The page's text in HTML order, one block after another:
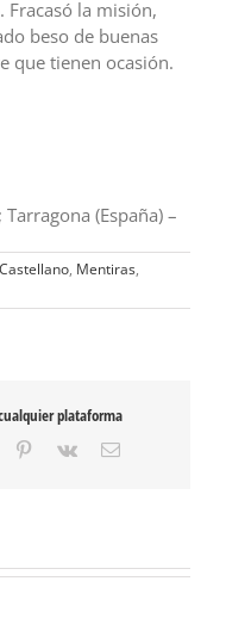
Fracasó la misión,
beso de buenas
que tienen ocasión.
(España) –
Castellano, Mentiras,
plataforma
Pinterest
Vk
Correo